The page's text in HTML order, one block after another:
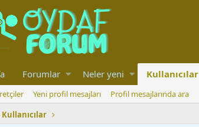
Forumlar Neler yeni Kullanıcılar
Yeni profil mesajları
Profil mesajlarında ara
Kullanıcılar